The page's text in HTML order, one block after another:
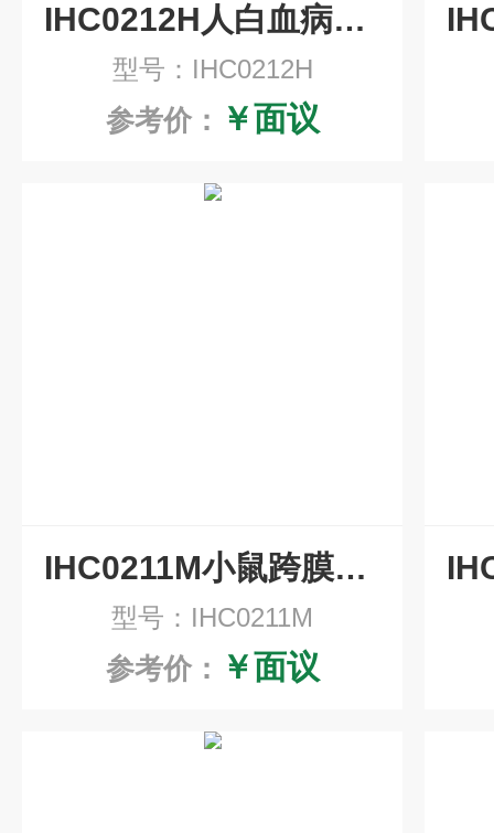
IHC0212H人白血病相关蛋白18/癌蛋白18重组兔单抗即用型免疫组化试剂盒
型号：IHC0212H
参考价： ￥面议
IHC0211M小鼠跨膜受体蛋白Notch-1重组兔单抗即用型免疫组化试剂盒
型号：IHC0211M
参考价： ￥面议